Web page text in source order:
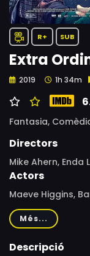
R+ SUB
Extra
2019 1h 34m
Fantasia,
Directors
Mike Ahern, Enda
Actors
Maeve Higgins,
Jamie Beamish,
Coleman, Carrie
McSweeney,
Més...
Descripció